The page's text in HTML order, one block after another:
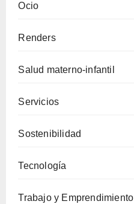
Ocio
Renders
Salud materno-infantil
Servicios
Sostenibilidad
Tecnología
Trabajo y Emprendimiento